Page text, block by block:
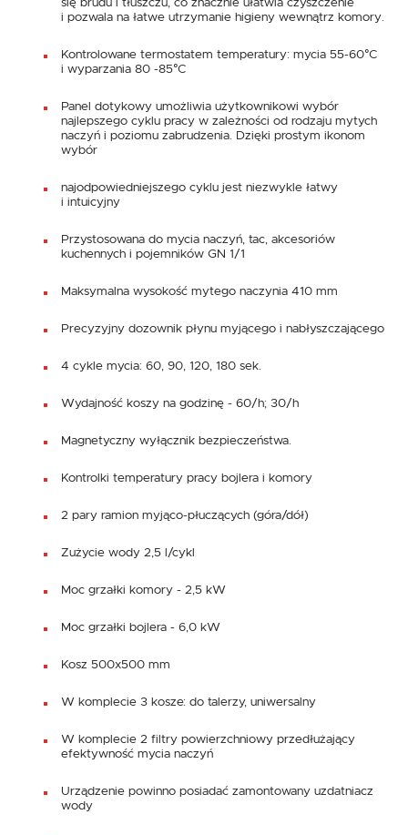
i pozwala na łatwe utrzymanie higieny wewnątrz komory.
Kontrolowane termostatem temperatury: mycia 55-60°C
i wyparzania 80 -85°C
Panel dotykowy umożliwia użytkownikowi wybór
najlepszego cyklu pracy w zależności od rodzaju mytych
naczyń i poziomu zabrudzenia. Dzięki prostym ikonom
wybór
najodpowiedniejszego cyklu jest niezwykle łatwy
i intuicyjny
Przystosowana do mycia naczyń, tac, akcesoriów
kuchennych i pojemników GN 1/1
Maksymalna wysokość mytego naczynia 410 mm
Precyzyjny dozownik płynu myjącego i nabłyszczającego
4 cykle mycia: 60, 90, 120, 180 sek.
Wydajność koszy na godzinę - 60/h; 30/h
Magnetyczny wyłącznik bezpieczeństwa.
Kontrolki temperatury pracy bojlera i komory
2 pary ramion myjąco-płuczących (góra/dół)
Zużycie wody 2,5 l/cykl
Moc grzałki komory - 2,5 kW
Moc grzałki bojlera - 6,0 kW
Kosz 500x500 mm
W komplecie 3 kosze: do talerzy, uniwersalny
W komplecie 2 filtry powierzchniowy przedłużający
efektywność mycia naczyń
Urządzenie powinno posiadać zamontowany uzdatniacz
wody